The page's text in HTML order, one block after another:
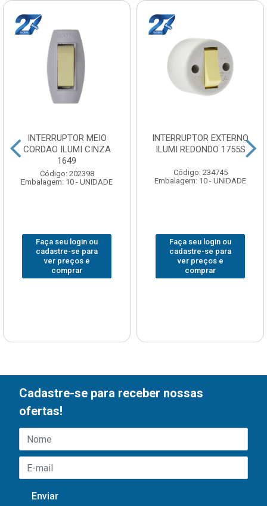
INTERRUPTOR MEIO
CORDAO ILUMI CINZA
1649
Código: 202398
Embalagem: 10 - UNIDADE
Faça seu login ou
cadastre-se para
ver preços e
comprar
INTERRUPTOR EXTERNO
ILUMI REDONDO 1755S
Código: 234745
Embalagem: 10 - UNIDADE
Faça seu login ou
cadastre-se para
ver preços e
comprar
Cadastre-se para receber nossas
ofertas!